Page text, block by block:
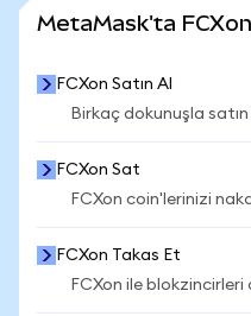
MetaMask'ta
FCXon Satın Al
Birkaç dokunuşla satın
FCXon Sat
FCXon coin'lerinizi
FCXon Takas Et
FCXon ile blokzincirleri